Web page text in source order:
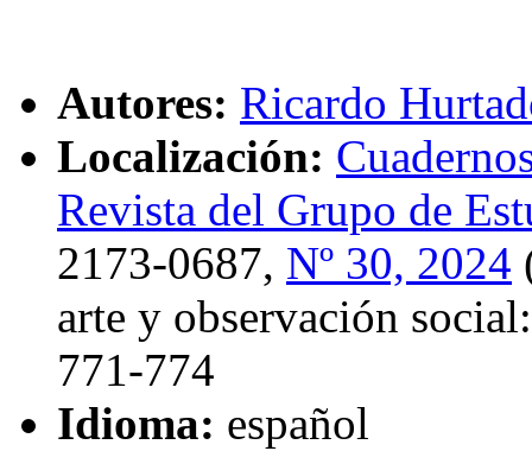
Autores: Ricardo
Localización:
Revista del Grupo de
2173-0687, Nº 30, 2024
arte y observación
771-774
Idioma: español